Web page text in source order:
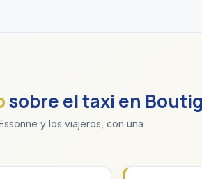
sobre el taxi en
y los viajeros, con una